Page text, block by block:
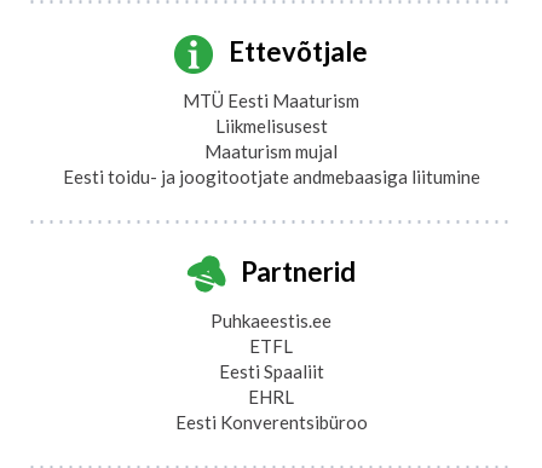
Ettevõtjale
MTÜ Eesti Maaturism
Liikmelisusest
Maaturism mujal
Eesti toidu- ja joogitootjate andmebaasiga liitumine
Partnerid
Puhkaeestis.ee
ETFL
Eesti Spaaliit
EHRL
Eesti Konverentsibüroo